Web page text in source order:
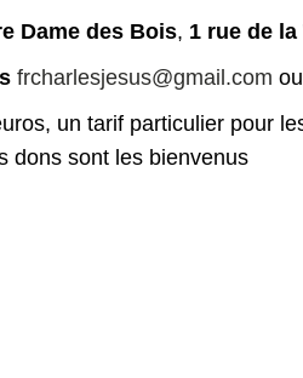
Dame des Bois, 1 rue de
frcharlesjesus@gmail.com
un tarif particulier pour
dons sont les bienvenus